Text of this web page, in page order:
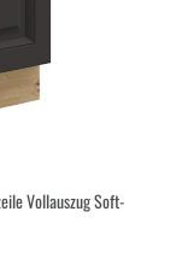
Vollauszug Soft-